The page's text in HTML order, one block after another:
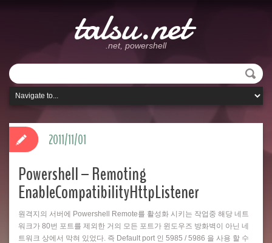
talsu.net
.net, powershell
Powershell – Remoting
EnableCompatibilityHttpListener
원격지의 서버에 Powershell Remote를 활성화 시키는 작업중 해당 네트
워크가 80번 포트를 제외한 거의 모든 포트가 윈도우즈 방화벽이 아닌 네
트워크 상에서 막혀 있었다. 즉 Default port 인 5985 / 5986 을 사용 할 수
2011/11/01